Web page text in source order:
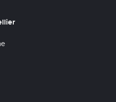
Youtube
sur Instagram
nous sur Linkedin
fenêtre